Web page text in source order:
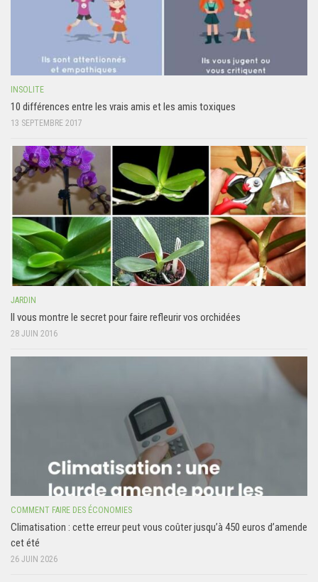
INSOLITE
10 différences entre les vrais amis et les amis toxiques
13 SEPTEMBRE 2017
JARDIN
Il vous montre le secret pour faire refleurir vos orchidées
28 JUIN 2016
COMMENT FAIRE DES ÉCONOMIES
Climatisation : cette erreur peut vous coûter jusqu’à 450 euros d’amende
cet été
26 JUIN 2026